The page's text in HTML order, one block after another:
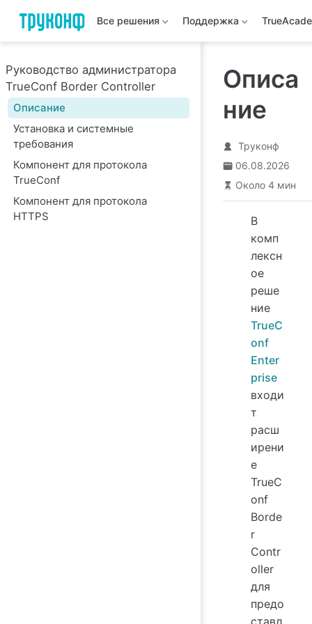
Все решения Поддержка
Руководство администратора
TrueConf Border Controller
Описание
Установка и системные
требования
Компонент для протокола
TrueConf
Компонент для протокола
HTTPS
Описа
ние
Труконф
06.08.2026
Около 4 мин
В
комп
лексн
ое
реше
ние
TrueC
onf
Enter
prise
входи
т
расш
ирени
е
TrueC
onf
Borde
r
Contr
oller
для
предо
ставл